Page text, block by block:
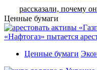
рассказали, почему
Ценные бумаги
«Нафтогаз» пытается
Ценные бумаги